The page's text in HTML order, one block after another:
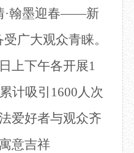
·翰墨迎春——新
广大观众青睐。
上下午各开展1
计吸引1600人次
爱好者与观众齐
意吉祥